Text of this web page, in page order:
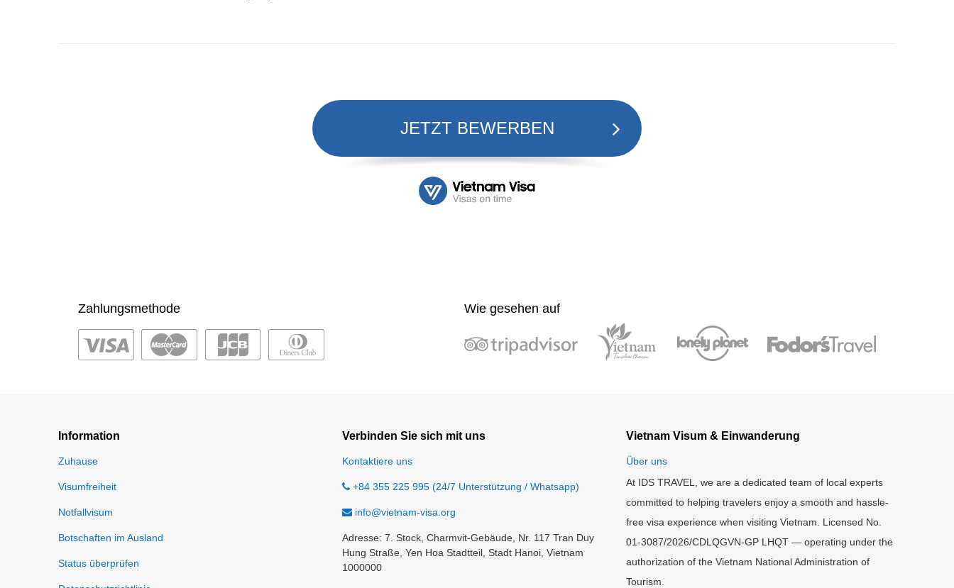
JETZT BEWERBEN
Zahlungsmethode Wie gesehen auf
Information
Zuhause
Visumfreiheit
Notfallvisum
Botschaften im Ausland
Status überprüfen
Verbinden Sie sich mit uns
Kontaktiere uns
+84 355 225 995 (24/7 Unterstützung / Whatsapp)
info@vietnam-visa.org
Adresse: 7. Stock, Charmvit-Gebäude, Nr. 117 Tran Duy
Hung Straße, Yen Hoa Stadtteil, Stadt Hanoi, Vietnam
1000000
Vietnam Visum & Einwanderung
Über uns
At IDS TRAVEL, we are a dedicated team of local experts
committed to helping travelers enjoy a smooth and hassle-
free visa experience when visiting Vietnam. Licensed No.
01-3087/2026/CDLQGVN-GP LHQT — operating under the
authorization of the Vietnam National Administration of
Tourism.